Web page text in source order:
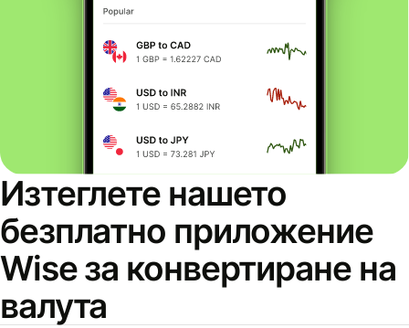
Изтеглете нашето
безплатно приложение
Wise за конвертиране на
валута